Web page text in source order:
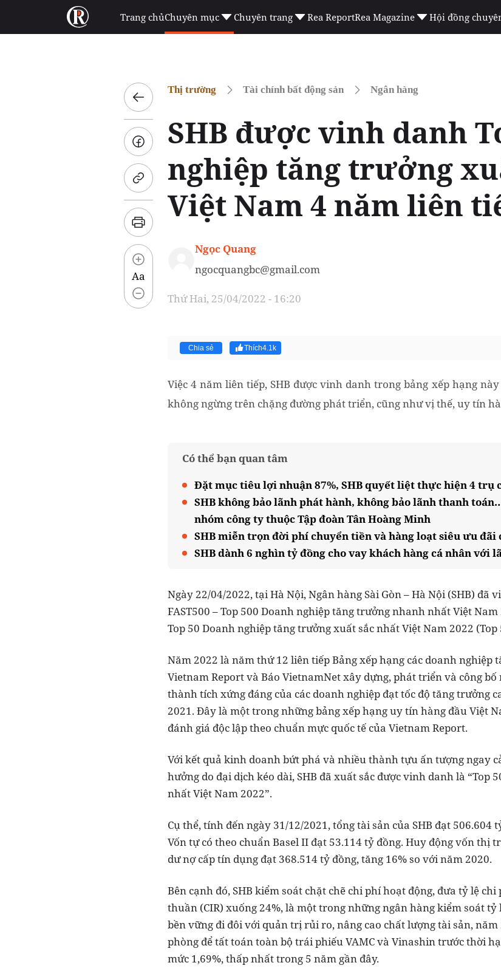
Trang chủChuyên mục Chuyên trang Rea ReportRea Magazine Hội đồng
Aa
Thị trường Tài chính bất động sản Ngân hàng
SHB được vinh danh
nghiệp tăng trưởng
Việt Nam 4 năm liên
Ngọc Quang
ngocquangbc@gmail.com
Thứ Hai, 25/04/2022 - 16:20
Chia sẻ Thích4.1k
Việc 4 năm liên tiếp, SHB được vinh danh trong bảng xếp hạng
không ngừng trên chặng đường phát triển, cũng như vị thế, uy tín
Có thể bạn quan tâm
Đặt mục tiêu lợi nhuận 87%, SHB quyết liệt thực hiện 4 trụ
SHB không bảo lãnh phát hành, không bảo lãnh thanh
nhóm công ty thuộc Tập đoàn Tân Hoàng Minh
SHB miễn trọn đời phí chuyển tiền và hàng loạt siêu ưu đãi
SHB dành 6 nghìn tỷ đồng cho vay khách hàng cá nhân với
Ngày 22/04/2022, tại Hà Nội, Ngân hàng Sài Gòn – Hà Nội (SHB) đã
FAST500 – Top 500 Doanh nghiệp tăng trưởng nhanh nhất Việt
Top 50 Doanh nghiệp tăng trưởng xuất sắc nhất Việt Nam 2022
Năm 2022 là năm thứ 12 liên tiếp Bảng xếp hạng các doanh
Vietnam Report và Báo VietnamNet xây dựng, phát triển và công
thành tích xứng đáng của các doanh nghiệp đạt tốc độ tăng trưởng
2021. Đây là một trong những bảng xếp hạng uy tín hàng đầu Việt
đánh giá độc lập theo chuẩn mực quốc tế của Vietnam Report.
Với kết quả kinh doanh bứt phá và nhiều thành tựu ấn tượng ngay
hưởng do đại dịch kéo dài, SHB đã xuất sắc được vinh danh là “Top
nhất Việt Nam 2022”.
Cụ thể, tính đến ngày 31/12/2021, tổng tài sản của SHB đạt 506.604
Vốn tự có theo chuẩn Basel II đạt 53.114 tỷ đồng. Huy động vốn thị
dư nợ cấp tín dụng đạt 368.514 tỷ đồng, tăng 16% so với năm 2020.
Bên cạnh đó, SHB kiểm soát chặt chẽ chi phí hoạt động, đưa tỷ lệ
thuần (CIR) xuống 24%, là một trong những ngân hàng kiểm soát
bền vững đi đôi với quản trị rủi ro, nâng cao chất lượng tài sản,
phòng để tất toán toàn bộ trái phiếu VAMC và Vinashin trước thời
mức 1,69%, thấp nhất trong 5 năm gần đây.